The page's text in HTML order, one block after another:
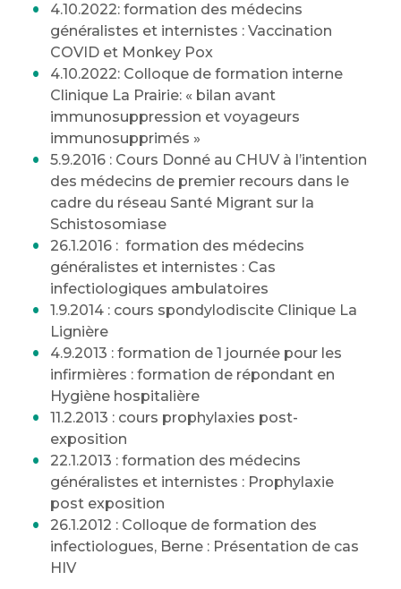
4.10.2022: formation des médecins
généralistes et internistes : Vaccination
COVID et Monkey Pox
4.10.2022: Colloque de formation interne
Clinique La Prairie: « bilan avant
immunosuppression et voyageurs
immunosupprimés »
5.9.2016 : Cours Donné au CHUV à l’intention
des médecins de premier recours dans le
cadre du réseau Santé Migrant sur la
Schistosomiase
26.1.2016 : formation des médecins
généralistes et internistes : Cas
infectiologiques ambulatoires
1.9.2014 : cours spondylodiscite Clinique La
Lignière
4.9.2013 : formation de 1 journée pour les
infirmières : formation de répondant en
Hygiène hospitalière
11.2.2013 : cours prophylaxies post-
exposition
22.1.2013 : formation des médecins
généralistes et internistes : Prophylaxie
post exposition
26.1.2012 : Colloque de formation des
infectiologues, Berne : Présentation de cas
HIV